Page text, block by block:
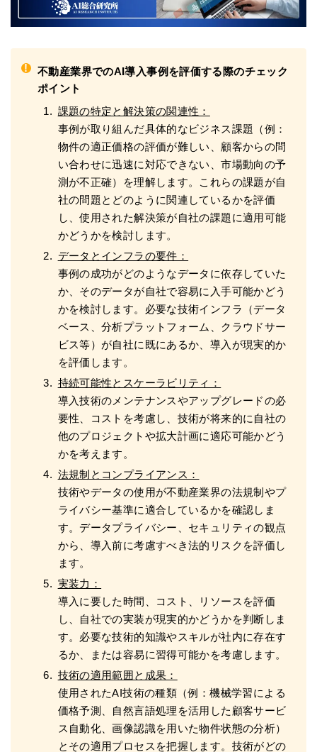
!
不動産業界でのAI導入事例を評価する際のチェック
ポイント
課題の特定と解決策の関連性：
事例が取り組んだ具体的なビジネス課題（例：
物件の適正価格の評価が難しい、顧客からの問
い合わせに迅速に対応できない、市場動向の予
測が不正確）を理解します。これらの課題が自
社の問題とどのように関連しているかを評価
し、使用された解決策が自社の課題に適用可能
かどうかを検討します。
データとインフラの要件：
事例の成功がどのようなデータに依存していた
か、そのデータが自社で容易に入手可能かどう
かを検討します。必要な技術インフラ（データ
ベース、分析プラットフォーム、クラウドサー
ビス等）が自社に既にあるか、導入が現実的か
を評価します。
持続可能性とスケーラビリティ：
導入技術のメンテナンスやアップグレードの必
要性、コストを考慮し、技術が将来的に自社の
他のプロジェクトや拡大計画に適応可能かどう
かを考えます。
法規制とコンプライアンス：
技術やデータの使用が不動産業界の法規制やプ
ライバシー基準に適合しているかを確認しま
す。データプライバシー、セキュリティの観点
から、導入前に考慮すべき法的リスクを評価し
ます。
実装力：
導入に要した時間、コスト、リソースを評価
し、自社での実装が現実的かどうかを判断しま
す。必要な技術的知識やスキルが社内に存在す
るか、または容易に習得可能かを考慮します。
技術の適用範囲と成果：
使用されたAI技術の種類（例：機械学習による
価格予測、自然言語処理を活用した顧客サービ
ス自動化、画像認識を用いた物件状態の分析）
とその適用プロセスを把握します。技術がどの